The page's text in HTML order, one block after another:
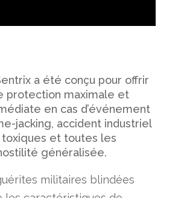
a été conçu pour offrir
protection maximale et
en cas d’événement
jacking, accident industriel
et toutes les
généralisée.
militaires blindées